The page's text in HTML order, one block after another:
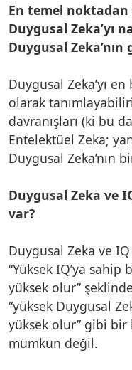
En temel noktadan
Duygusal Zeka’yı
Duygusal
Duygusal Zeka’yı
olarak
davranışları (ki bu
Entelektüel Zeka;
Duygusal Zeka’nın
Duygusal Zeka ve
var?
Duygusal Zeka ve
“Yüksek IQ’ya sahip
yüksek olur”
“yüksek Duygusal
yüksek olur” gibi bir
mümkün değil.